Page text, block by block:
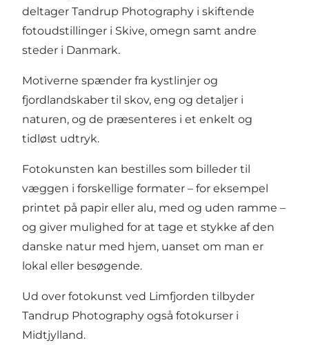
deltager Tandrup Photography i skiftende
fotoudstillinger i Skive, omegn samt andre
steder i Danmark.
Motiverne spænder fra kystlinjer og
fjordlandskaber til skov, eng og detaljer i
naturen, og de præsenteres i et enkelt og
tidløst udtryk.
Fotokunsten kan bestilles som billeder til
væggen i forskellige formater – for eksempel
printet på papir eller alu, med og uden ramme –
og giver mulighed for at tage et stykke af den
danske natur med hjem, uanset om man er
lokal eller besøgende.
Ud over fotokunst ved Limfjorden tilbyder
Tandrup Photography også fotokurser i
Midtjylland.